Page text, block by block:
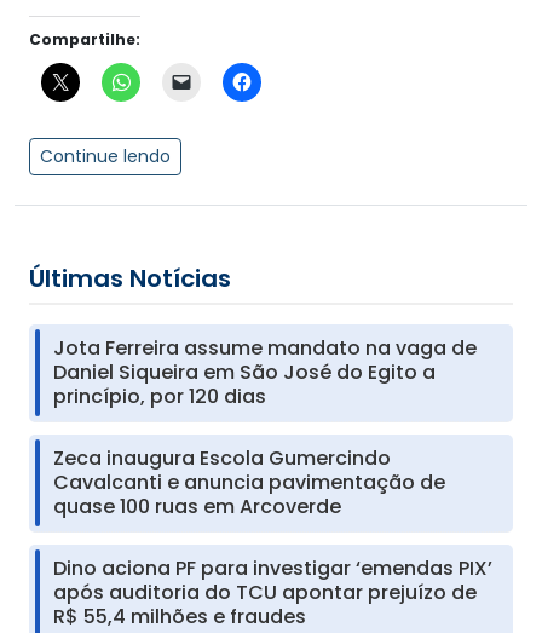
Compartilhe:
Continue lendo
Últimas Notícias
Jota Ferreira assume mandato na vaga de
Daniel Siqueira em São José do Egito a
princípio, por 120 dias
Zeca inaugura Escola Gumercindo
Cavalcanti e anuncia pavimentação de
quase 100 ruas em Arcoverde
Dino aciona PF para investigar ‘emendas PIX’
após auditoria do TCU apontar prejuízo de
R$ 55,4 milhões e fraudes